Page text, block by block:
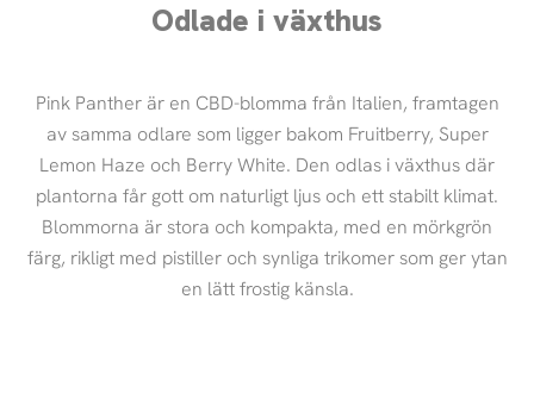
Odlade i växthus
Pink Panther är en CBD-blomma från Italien, framtagen
av samma odlare som ligger bakom Fruitberry, Super
Lemon Haze och Berry White. Den odlas i växthus där
plantorna får gott om naturligt ljus och ett stabilt klimat.
Blommorna är stora och kompakta, med en mörkgrön
färg, rikligt med pistiller och synliga trikomer som ger ytan
en lätt frostig känsla.